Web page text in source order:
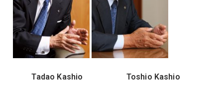
Tadao Kashio Toshio Kashio